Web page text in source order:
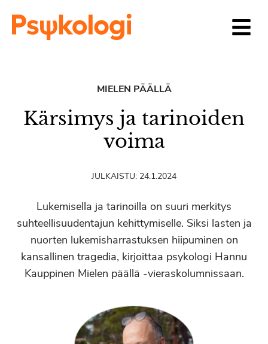
MIELEN PÄÄLLÄ
Kärsimys ja tarinoiden
voima
JULKAISTU: 24.1.2024
Lukemisella ja tarinoilla on suuri merkitys
suhteellisuudentajun kehittymiselle. Siksi lasten ja
nuorten lukemisharrastuksen hiipuminen on
kansallinen tragedia, kirjoittaa psykologi Hannu
Kauppinen Mielen päällä -vieraskolumnissaan.